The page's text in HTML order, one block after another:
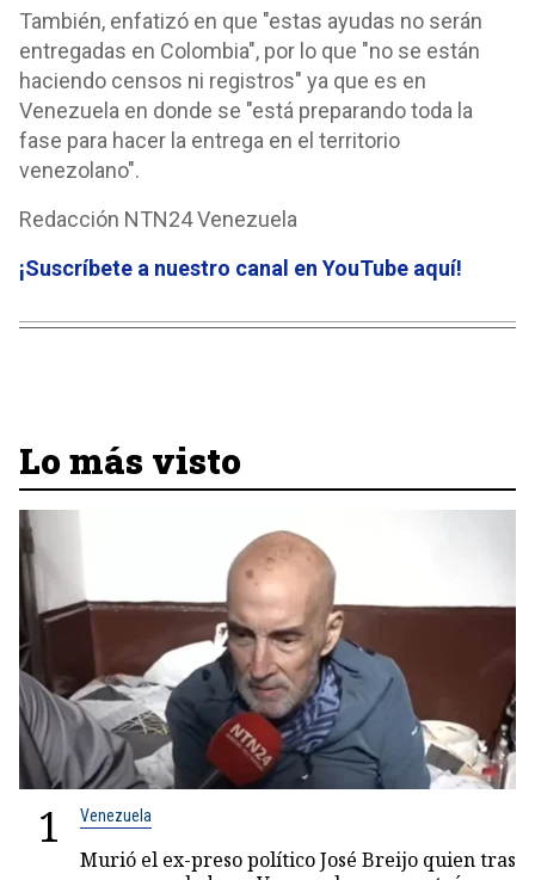
También, enfatizó en que "estas ayudas no serán
entregadas en Colombia", por lo que "no se están
haciendo censos ni registros" ya que es en
Venezuela en donde se "está preparando toda la
fase para hacer la entrega en el territorio
venezolano".
Redacción NTN24 Venezuela
¡Suscríbete a nuestro canal en YouTube aquí!
Lo más visto
1 Venezuela
Murió el ex-preso político José Breijo quien tras